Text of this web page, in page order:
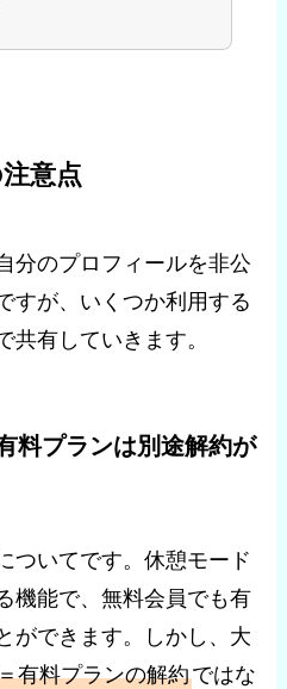
意点
分のプロフィールを非公
すが、いくつか利用する
共有していきます。
料プランは別途解約が
ついてです。休憩モード
機能で、無料会員でも有
ができます。しかし、大
有料プランの解約ではな